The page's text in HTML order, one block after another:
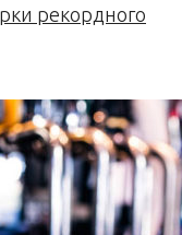
рекордного